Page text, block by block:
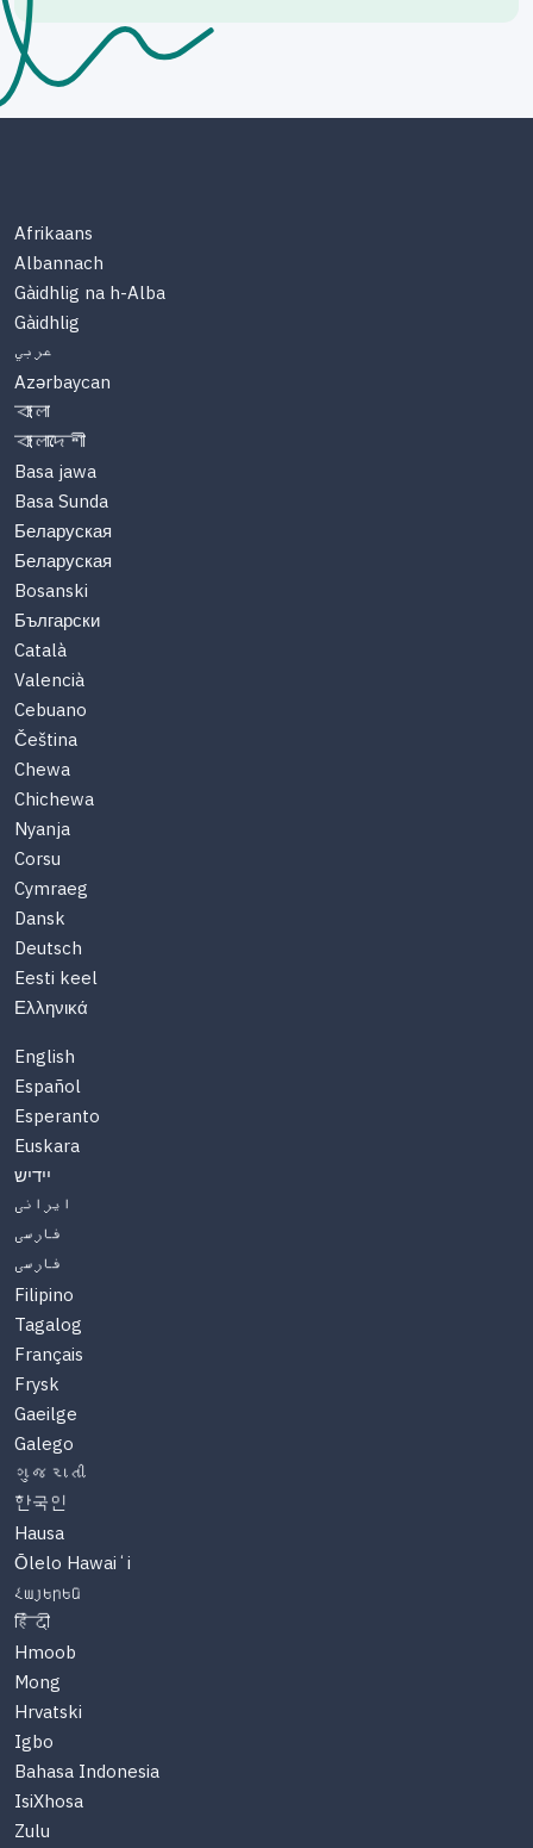
Afrikaans
Albannach
Gàidhlig na h-Alba
Gàidhlig
عربي
Azərbaycan
বাংলা
বাংলাদেশী
Basa jawa
Basa Sunda
Беларуская
Беларуская
Bosanski
Български
Català
Valencià
Cebuano
Čeština
Chewa
Chichewa
Nyanja
Corsu
Cymraeg
Dansk
Deutsch
Eesti keel
Ελληνικά
English
Español
Esperanto
Euskara
יידיש
ایرانی
فارسی
فارسی
Filipino
Tagalog
Français
Frysk
Gaeilge
Galego
ગુજરાતી
한국인
Hausa
Ōlelo Hawaiʻi
Հայերեն
हिंदी
Hmoob
Mong
Hrvatski
Igbo
Bahasa Indonesia
IsiXhosa
Zulu